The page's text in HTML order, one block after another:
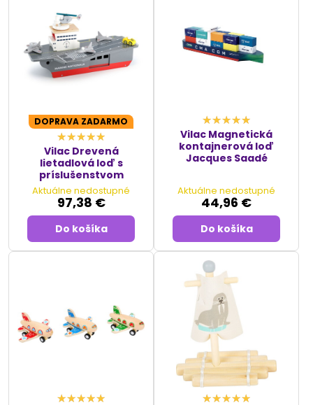
DOPRAVA ZADARMO
Vilac Drevená
lietadlová loď s
príslušenstvom
Aktuálne nedostupné
97,38 €
Do košíka
Vilac Magnetická
kontajnerová loď
Jacques Saadé
Aktuálne nedostupné
44,96 €
Do košíka